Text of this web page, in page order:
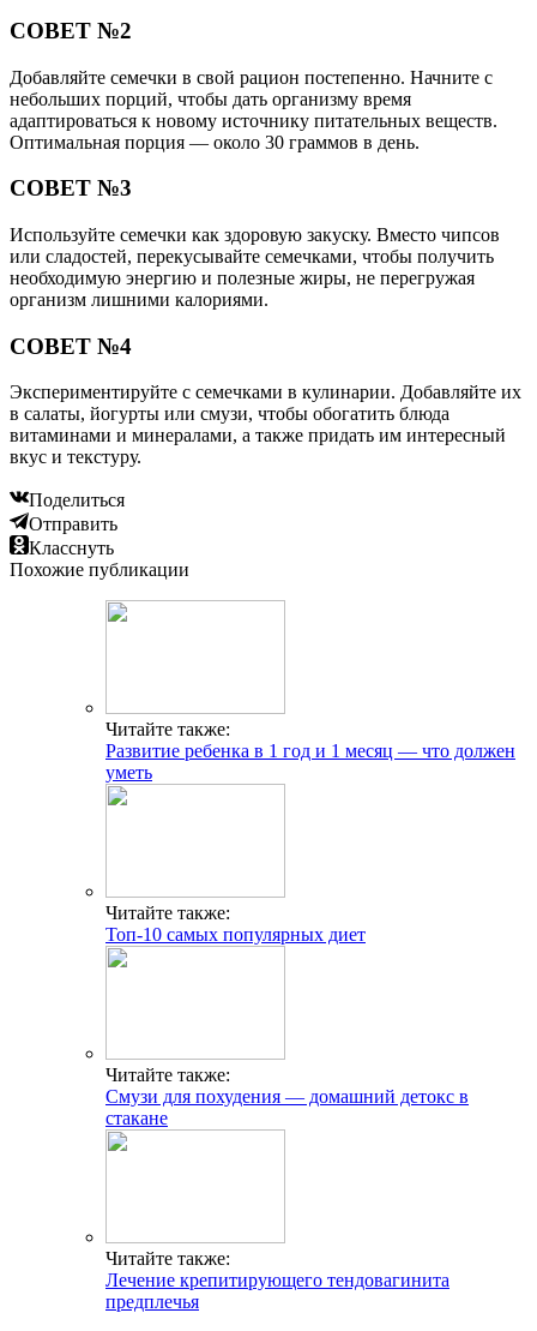
СОВЕТ №2
Добавляйте семечки в свой рацион постепенно. Начните с
небольших порций, чтобы дать организму время
адаптироваться к новому источнику питательных веществ.
Оптимальная порция — около 30 граммов в день.
СОВЕТ №3
Используйте семечки как здоровую закуску. Вместо чипсов
или сладостей, перекусывайте семечками, чтобы получить
необходимую энергию и полезные жиры, не перегружая
организм лишними калориями.
СОВЕТ №4
Экспериментируйте с семечками в кулинарии. Добавляйте их
в салаты, йогурты или смузи, чтобы обогатить блюда
витаминами и минералами, а также придать им интересный
вкус и текстуру.
Поделиться
Отправить
Класснуть
Похожие публикации
Читайте также:
Развитие ребенка в 1 год и 1 месяц — что должен
уметь
Читайте также:
Топ-10 самых популярных диет
Читайте также:
Смузи для похудения — домашний детокс в
стакане
Читайте также:
Лечение крепитирующего тендовагинита
предплечья